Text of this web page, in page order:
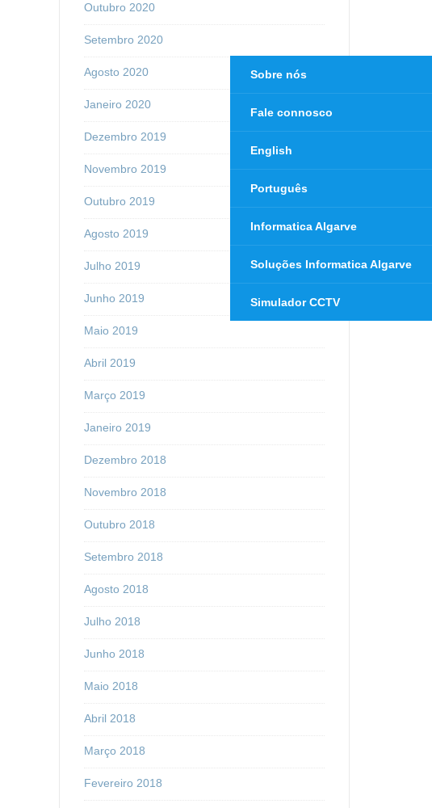
Outubro 2020
Setembro 2020
Agosto 2020
Janeiro 2020
Dezembro 2019
Novembro 2019
Outubro 2019
Agosto 2019
Julho 2019
Junho 2019
Maio 2019
Abril 2019
Março 2019
Janeiro 2019
Dezembro 2018
Novembro 2018
Outubro 2018
Setembro 2018
Agosto 2018
Julho 2018
Junho 2018
Maio 2018
Abril 2018
Março 2018
Fevereiro 2018
Sobre nós
Fale connosco
English
Português
Informatica Algarve
Soluções Informatica Algarve
Simulador CCTV